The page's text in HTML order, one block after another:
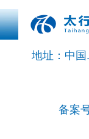
地址：中国.
备案